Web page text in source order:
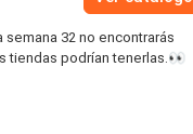
semana 32 no encontrarás
tiendas podrían tenerlas.👀